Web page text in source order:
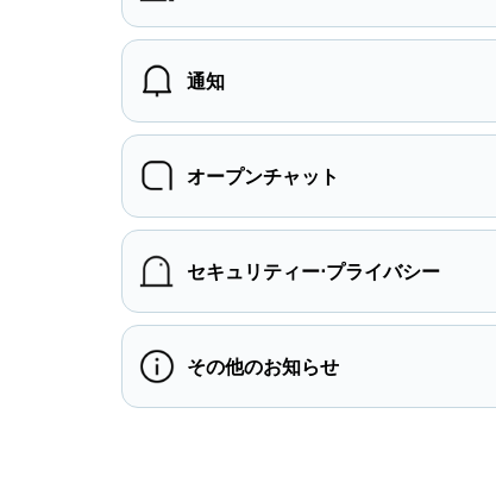
通知
オープンチャット
セキュリティー⋅プライバシー
その他のお知らせ